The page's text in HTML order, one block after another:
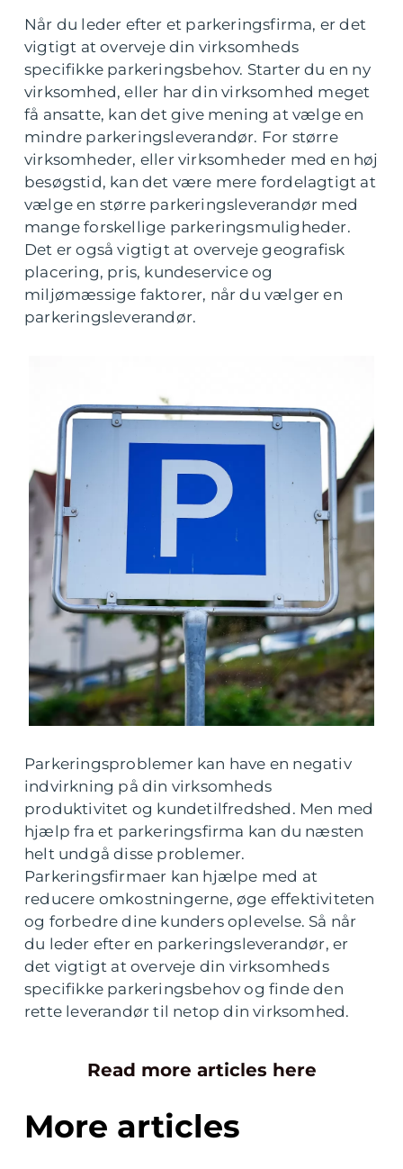
Når du leder efter et parkeringsfirma, er det
vigtigt at overveje din virksomheds
specifikke parkeringsbehov. Starter du en ny
virksomhed, eller har din virksomhed meget
få ansatte, kan det give mening at vælge en
mindre parkeringsleverandør. For større
virksomheder, eller virksomheder med en høj
besøgstid, kan det være mere fordelagtigt at
vælge en større parkeringsleverandør med
mange forskellige parkeringsmuligheder.
Det er også vigtigt at overveje geografisk
placering, pris, kundeservice og
miljømæssige faktorer, når du vælger en
parkeringsleverandør.
Parkeringsproblemer kan have en negativ
indvirkning på din virksomheds
produktivitet og kundetilfredshed. Men med
hjælp fra et parkeringsfirma kan du næsten
helt undgå disse problemer.
Parkeringsfirmaer kan hjælpe med at
reducere omkostningerne, øge effektiviteten
og forbedre dine kunders oplevelse. Så når
du leder efter en parkeringsleverandør, er
det vigtigt at overveje din virksomheds
specifikke parkeringsbehov og finde den
rette leverandør til netop din virksomhed.
Read more articles here
More articles